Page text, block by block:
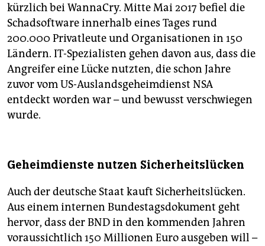
kürzlich bei WannaCry. Mitte Mai 2017 befiel die
Schadsoftware innerhalb eines Tages rund
200.000 Privatleute und Organisationen in 150
Ländern. IT-Spezialisten gehen davon aus, dass die
Angreifer eine Lücke nutzten, die schon Jahre
zuvor vom US-Auslandsgeheimdienst NSA
entdeckt worden war – und bewusst verschwiegen
wurde.
Geheimdienste nutzen Sicherheitslücken
Auch der deutsche Staat kauft Sicherheitslücken.
Aus einem internen Bundestagsdokument geht
hervor, dass der BND in den kommenden Jahren
voraussichtlich 150 Millionen Euro ausgeben will –